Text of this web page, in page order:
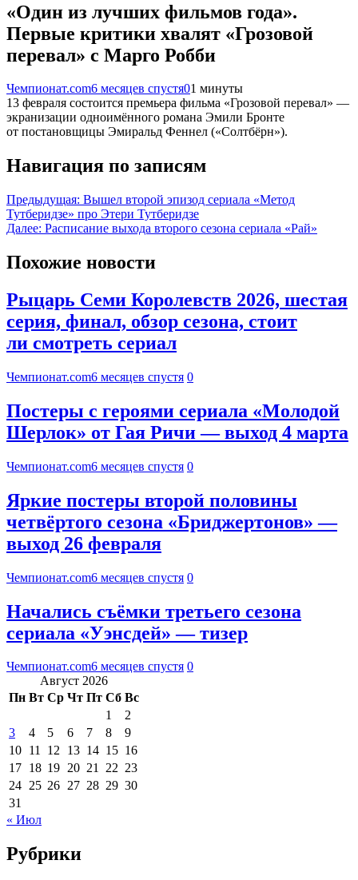
«Один из лучших фильмов года».
Первые критики хвалят «Грозовой
перевал» с Марго Робби
Чемпионат.com6 месяцев спустя01 минуты
13 февраля состоится премьера фильма «Грозовой перевал» —
экранизации одноимённого романа Эмили Бронте
от постановщицы Эмиральд Феннел («Солтбёрн»).
Навигация по записям
Предыдущая: Вышел второй эпизод сериала «Метод
Тутберидзе» про Этери Тутберидзе
Далее: Расписание выхода второго сезона сериала «Рай»
Похожие новости
Рыцарь Семи Королевств 2026, шестая
серия, финал, обзор сезона, стоит
ли смотреть сериал
Чемпионат.com6 месяцев спустя 0
Постеры с героями сериала «Молодой
Шерлок» от Гая Ричи — выход 4 марта
Чемпионат.com6 месяцев спустя 0
Яркие постеры второй половины
четвёртого сезона «Бриджертонов» —
выход 26 февраля
Чемпионат.com6 месяцев спустя 0
Начались съёмки третьего сезона
сериала «Уэнсдей» — тизер
Чемпионат.com6 месяцев спустя 0
Август 2026
Пн Вт Ср Чт Пт Сб Вс
1
2
3
4 5 6 7 8
9
10 11 12 13 14 15 16
17 18 19 20 21 22 23
24 25 26 27 28 29 30
31
« Июл
Рубрики